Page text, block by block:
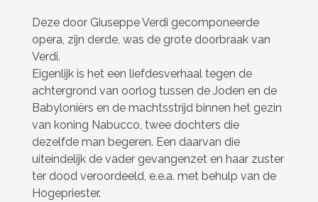
Deze door Giuseppe Verdi gecomponeerde
opera, zijn derde, was de grote doorbraak van
Verdi.
Eigenlijk is het een liefdesverhaal tegen de
achtergrond van oorlog tussen de Joden en de
Babyloniërs en de machtsstrijd binnen het gezin
van koning Nabucco, twee dochters die
dezelfde man begeren. Een daarvan die
uiteindelijk de vader gevangenzet en haar zuster
ter dood veroordeeld, e.e.a. met behulp van de
Hogepriester.